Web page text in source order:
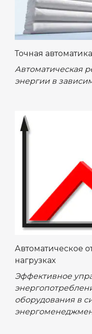
Точная
Автоматическая
энергии в
Автоматическое
нагрузках
Эффективное
оборудования в